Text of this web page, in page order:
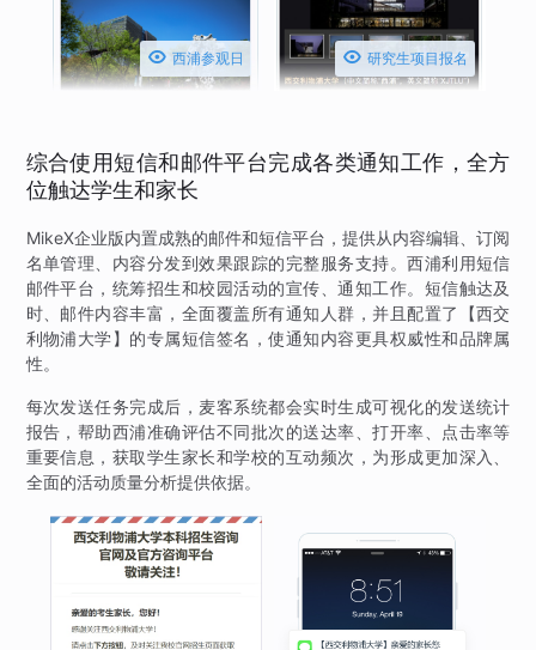
 西浦参观日  研究生项目报名
综合使用短信和邮件平台完成各类通知工作，全方
位触达学生和家长
MikeX企业版内置成熟的邮件和短信平台，提供从内容编辑、订阅
名单管理、内容分发到效果跟踪的完整服务支持。西浦利用短信
邮件平台，统筹招生和校园活动的宣传、通知工作。短信触达及
时、邮件内容丰富，全面覆盖所有通知人群，并且配置了【西交
利物浦大学】的专属短信签名，使通知内容更具权威性和品牌属
性。
每次发送任务完成后，麦客系统都会实时生成可视化的发送统计
报告，帮助西浦准确评估不同批次的送达率、打开率、点击率等
重要信息，获取学生家长和学校的互动频次，为形成更加深入、
全面的活动质量分析提供依据。